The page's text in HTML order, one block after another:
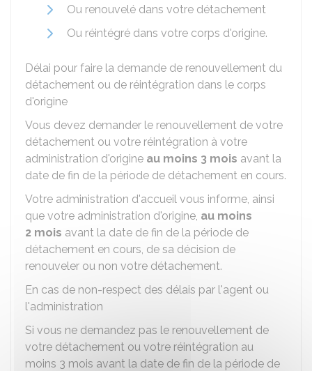
Ou renouvelé dans votre détachement
Ou réintégré dans votre corps d'origine.
Délai pour faire la demande de renouvellement du
détachement ou de réintégration dans le corps
d'origine
Vous devez demander le renouvellement de votre
détachement ou votre réintégration à votre
administration d'origine au moins 3 mois avant la
date de fin de la période de détachement en cours.
Votre administration d'accueil vous informe, ainsi
que votre administration d'origine, au moins
2 mois avant la date de fin de la période de
détachement en cours, de sa décision de
renouveler ou non votre détachement.
En cas de non-respect des délais par l'agent ou
l'administration
Si vous ne demandez pas le renouvellement de
votre détachement ou votre réintégration au
moins 3 mois avant la date de fin de la période de